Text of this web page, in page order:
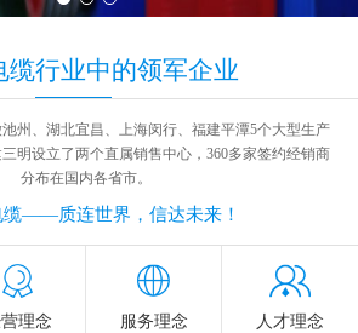
缆行业中的领军企业
州、湖北宜昌、上海闵行、福建平潭5个大型生产
明设立了两个直属销售中心，360多家签约经销商
分布在国内各省市。
缆——质连世界，信达未来！
理念 服务理念 人才理念